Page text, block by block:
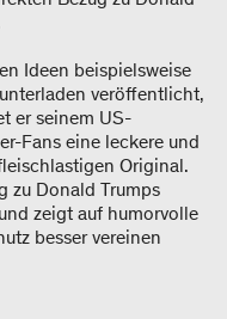
Ideen beispielsweise
veröffentlicht,
er seinem US-
Fans eine leckere und
Original.
zu Donald Trumps
zeigt auf humorvolle
besser vereinen